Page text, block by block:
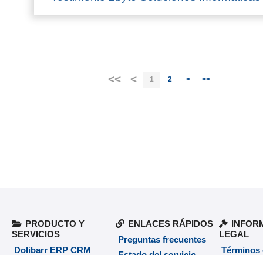
<< < 1 2 > >>
PRODUCTO Y
SERVICIOS
Dolibarr ERP CRM
ENLACES RÁPIDOS
Preguntas frecuentes
LEGAL
Términos